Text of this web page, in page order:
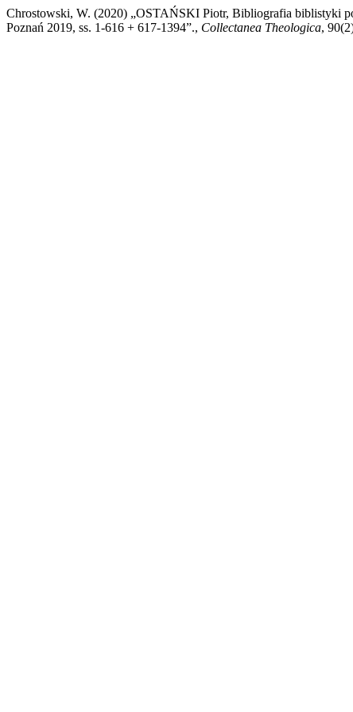
Chrostowski, W. (2020) „OSTAŃSKI Piotr, Bibliografia biblistyki
Poznań 2019, ss. 1-616 + 617-1394”., Collectanea Theologica,